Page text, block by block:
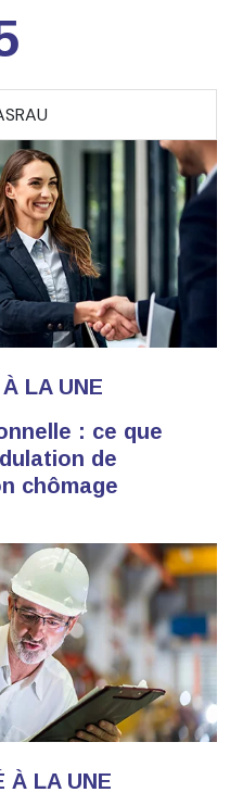
LA UNE
: ce que
de
chômage
À LA UNE